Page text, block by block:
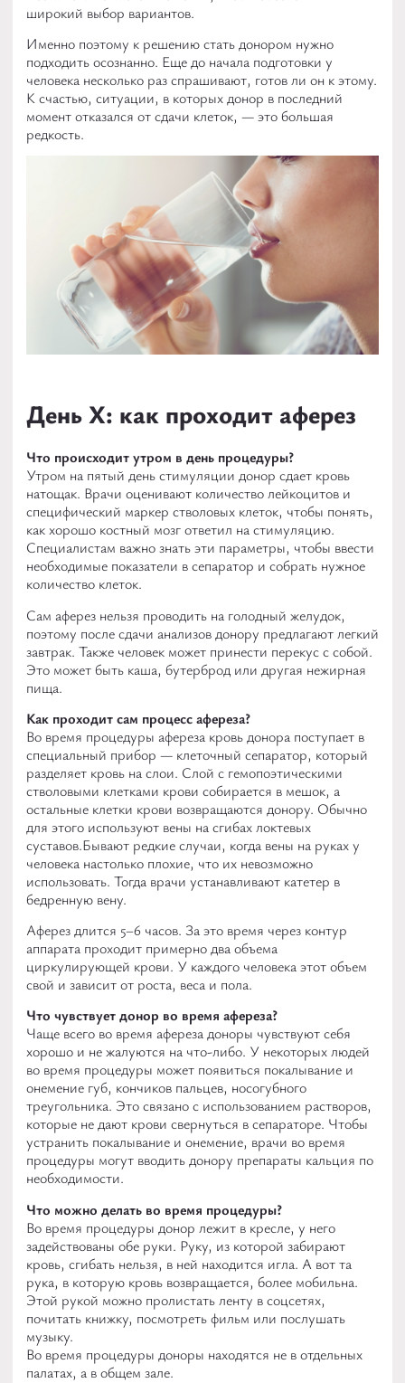
ОСНОВЫ
Что такое донорство
Кто может стать донором
Как стать донором
Как происходит донация
Мифы о донорстве
РЕГИСТР
МЕДИАПРОЕКТЫ
ПУБЛИКАЦИИ
широкий выбор вариантов.
Именно поэтому к решению стать донором нужно
подходить осознанно. Еще до начала подготовки у
человека несколько раз спрашивают, готов ли он к этому.
К счастью, ситуации, в которых донор в последний
момент отказался от сдачи клеток, — это большая
редкость.
День Х: как проходит аферез
Что происходит утром в день процедуры?
Утром на пятый день стимуляции донор сдает кровь
натощак. Врачи оценивают количество лейкоцитов и
специфический маркер стволовых клеток, чтобы понять,
как хорошо костный мозг ответил на стимуляцию.
Специалистам важно знать эти параметры, чтобы ввести
необходимые показатели в сепаратор и собрать нужное
количество клеток.
Сам аферез нельзя проводить на голодный желудок,
поэтому после сдачи анализов донору предлагают легкий
завтрак. Также человек может принести перекус с собой.
Это может быть каша, бутерброд или другая нежирная
пища.
Как проходит сам процесс афереза?
Во время процедуры афереза кровь донора поступает в
специальный прибор — клеточный сепаратор, который
разделяет кровь на слои. Слой с гемопоэтическими
стволовыми клетками крови собирается в мешок, а
остальные клетки крови возвращаются донору. Обычно
для этого используют вены на сгибах локтевых
суставов.Бывают редкие случаи, когда вены на руках у
человека настолько плохие, что их невозможно
использовать. Тогда врачи устанавливают катетер в
бедренную вену.
Аферез длится 5–6 часов. За это время через контур
аппарата проходит примерно два объема
циркулирующей крови. У каждого человека этот объем
свой и зависит от роста, веса и пола.
Что чувствует донор во время афереза?
Чаще всего во время афереза доноры чувствуют себя
хорошо и не жалуются на что-либо. У некоторых людей
во время процедуры может появиться покалывание и
онемение губ, кончиков пальцев, носогубного
треугольника. Это связано с использованием растворов,
которые не дают крови свернуться в сепараторе. Чтобы
устранить покалывание и онемение, врачи во время
процедуры могут вводить донору препараты кальция по
необходимости.
Что можно делать во время процедуры?
Во время процедуры донор лежит в кресле, у него
задействованы обе руки. Руку, из которой забирают
кровь, сгибать нельзя, в ней находится игла. А вот та
рука, в которую кровь возвращается, более мобильна.
Этой рукой можно пролистать ленту в соцсетях,
почитать книжку, посмотреть фильм или послушать
музыку.
Во время процедуры доноры находятся не в отдельных
палатах, а в общем зале.